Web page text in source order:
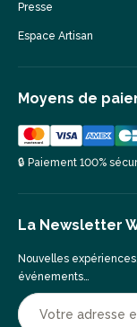
Presse
Espace Artisan
Moyens de
🔒 Paiement 100%
La Newsletter
Nouvelles
événements…